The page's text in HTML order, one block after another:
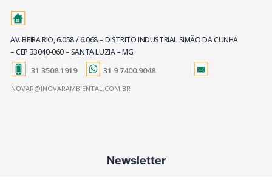
AV. BEIRA RIO, 6.058 / 6.068 – DISTRITO INDUSTRIAL SIMÃO DA CUNHA
– CEP 33040-060 – SANTA LUZIA – MG
31 3508.1919 31 9 7400.9048
INOVAR@INOVARAMBIENTAL.COM.BR
Newsletter